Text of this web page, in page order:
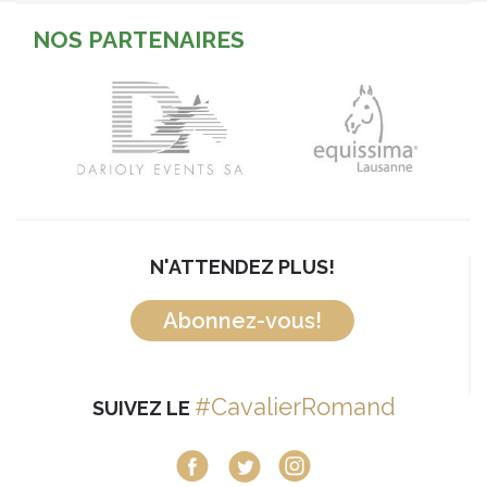
NOS PARTENAIRES
N'ATTENDEZ PLUS!
Abonnez-vous!
SUIVEZ LE #CavalierRomand